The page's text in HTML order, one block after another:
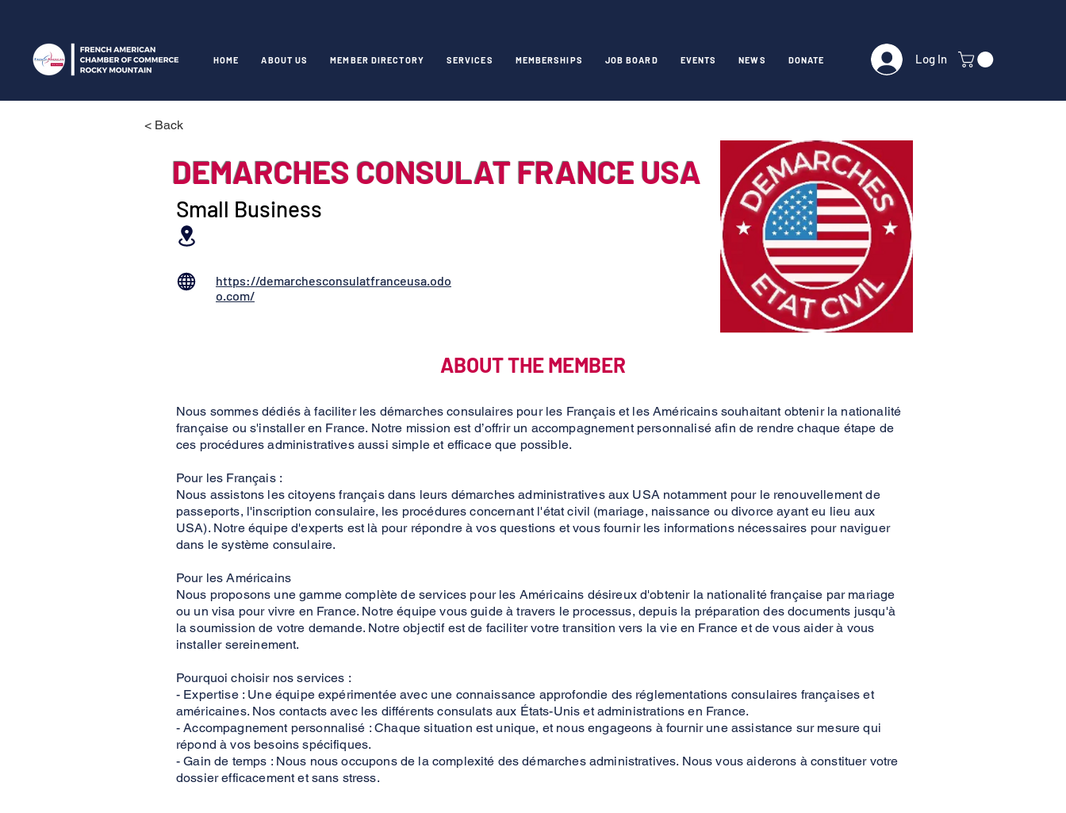
HOME ABOUT US MEMBER DIRECTORY SERVICES MEMBERSHIPS JOB BOARD EVENTS NEWS DONATE Log In
< Back
DEMARCHES CONSULAT FRANCE USA
https://demarchesconsulatfranceusa.odo
o.com/
Small Business
ABOUT THE MEMBER
Nous sommes dédiés à faciliter les démarches consulaires pour les Français et les Américains souhaitant obtenir la nationalité
française ou s'installer en France. Notre mission est d’offrir un accompagnement personnalisé afin de rendre chaque étape de
ces procédures administratives aussi simple et efficace que possible.
Pour les Français :
Nous assistons les citoyens français dans leurs démarches administratives aux USA notamment pour le renouvellement de
passeports, l'inscription consulaire, les procédures concernant l'état civil (mariage, naissance ou divorce ayant eu lieu aux
USA). Notre équipe d'experts est là pour répondre à vos questions et vous fournir les informations nécessaires pour naviguer
dans le système consulaire.
Pour les Américains
Nous proposons une gamme complète de services pour les Américains désireux d'obtenir la nationalité française par mariage
ou un visa pour vivre en France. Notre équipe vous guide à travers le processus, depuis la préparation des documents jusqu'à
la soumission de votre demande. Notre objectif est de faciliter votre transition vers la vie en France et de vous aider à vous
installer sereinement.
Pourquoi choisir nos services :
- Expertise : Une équipe expérimentée avec une connaissance approfondie des réglementations consulaires françaises et
américaines. Nos contacts avec les différents consulats aux États-Unis et administrations en France.
- Accompagnement personnalisé : Chaque situation est unique, et nous engageons à fournir une assistance sur mesure qui
répond à vos besoins spécifiques.
- Gain de temps : Nous nous occupons de la complexité des démarches administratives. Nous vous aiderons à constituer votre
dossier efficacement et sans stress.